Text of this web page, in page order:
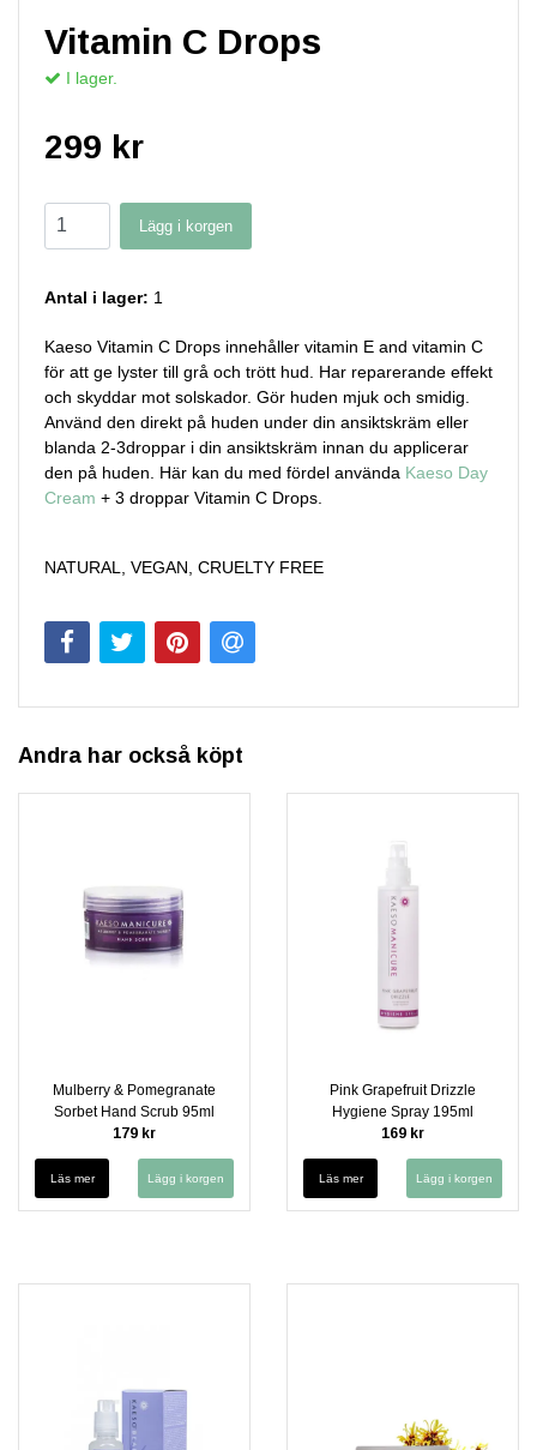
Vitamin C Drops
I lager.
299 kr
Lägg i korgen
Antal i lager: 1
Kaeso Vitamin C Drops innehåller vitamin E and vitamin C
för att ge lyster till grå och trött hud. Har reparerande effekt
och skyddar mot solskador. Gör huden mjuk och smidig.
Använd den direkt på huden under din ansiktskräm eller
blanda 2-3droppar i din ansiktskräm innan du applicerar
den på huden. Här kan du med fördel använda Kaeso Day
Cream + 3 droppar Vitamin C Drops.
NATURAL, VEGAN, CRUELTY FREE
Andra har också köpt
Mulberry & Pomegranate
Sorbet Hand Scrub 95ml
179 kr
Läs mer
Pink Grapefruit Drizzle
Hygiene Spray 195ml
169 kr
Läs mer